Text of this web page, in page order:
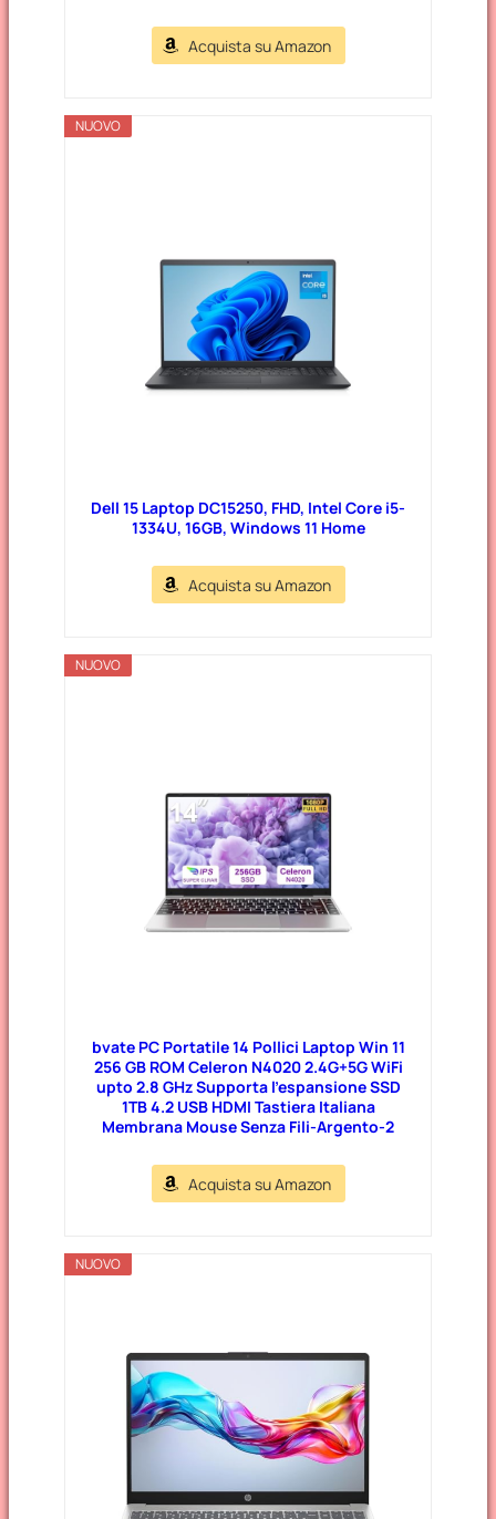
Acquista su Amazon
NUOVO
Dell 15 Laptop DC15250, FHD, Intel Core i5-
1334U, 16GB, Windows 11 Home
Acquista su Amazon
NUOVO
bvate PC Portatile 14 Pollici Laptop Win 11
256 GB ROM Celeron N4020 2.4G+5G WiFi
upto 2.8 GHz Supporta l’espansione SSD
1TB 4.2 USB HDMI Tastiera Italiana
Membrana Mouse Senza Fili-Argento-2
Acquista su Amazon
NUOVO